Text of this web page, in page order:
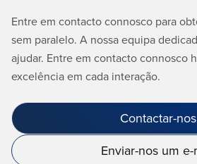
Entre em contacto connosco para
sem paralelo. A nossa equipa
ajudar. Entre em contacto connosco
excelência em cada interação.
Contactar-nos
Enviar-nos um e-